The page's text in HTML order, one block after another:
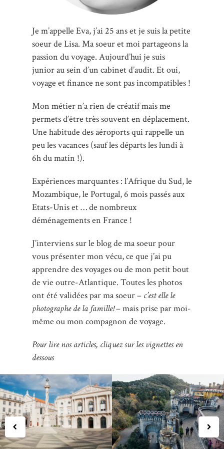
Je m’appelle Eva, j’ai 25 ans et je suis la petite
soeur de Lisa. Ma soeur et moi partageons la
passion du voyage. Aujourd’hui je suis
junior au sein d’un cabinet d’audit. Et oui,
voyage et finance ne sont pas incompatibles !
Mon métier n’a rien de créatif mais me
permets d’être très souvent en déplacement.
Une habitude des aéroports qui rappelle un
peu les vacances (sauf les départs les lundi à
6h du matin !).
Expériences marquantes : l’Afrique du Sud, le
Mozambique, le Portugal, 6 mois passés aux
Etats-Unis et … de nombreux
déménagements en France !
J’interviens sur le blog de ma soeur pour
vous présenter mon vécu, ce que j’ai pu
apprendre des voyages ou de mon petit bout
de vie outre-Atlantique. Toutes les photos
ont été validées par ma soeur – c’est elle le
photographe de la famille!– mais prise par moi-
même ou mon compagnon de voyage.
Pour lire nos articles, cliquez sur les vignettes en
dessous